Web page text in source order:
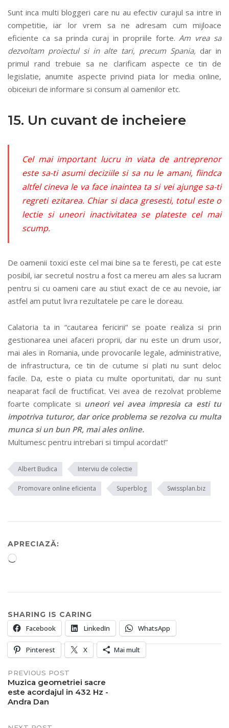
Sunt inca multi bloggeri care nu au efectiv curajul sa intre in
competitie, iar lor vrem sa ne adresam cum mijloace
eficiente ca sa prinda curaj in propriile forte.Am vrea sa
dezvoltam proiectul si in alte tari, precum Spania, dar in
primul rand trebuie sa ne clarificam aspecte ce tin de
legislatie, anumite aspecte privind piata lor media online,
obiceiuri de informare si consum al oamenilor etc.
15. Un cuvant de incheiere
Cel mai important lucru in viata de antreprenor
este sa-ti asumi deciziile si sa nu le amani, fiindca
altfel cineva le va face inaintea ta si vei ajunge sa-ti
regreti ezitarea. Chiar si daca gresesti, totul este o
lectie si uneori inactivitatea se plateste cel mai
scump.
De oamenii toxici este cel mai bine sa te feresti, pe cat este
posibil, iar secretul nostru a fost ca mereu am ales sa lucram
pentru si cu oameni care au stiut exact de ce au nevoie, iar
astfel am putut livra rezultatele pe care le doreau.
Calatoria ta in “cautarea fericirii” se poate realiza si prin
gestionarea unei afaceri proprii, dar nu este un drum usor,
mai ales in Romania, unde provocarile legale, administrative,
de infrastructura, ce tin de cutume si plati nu sunt deloc
facile. Da, este o piata cu multe oportunitati, dar nu sunt
neaparat facil de fructificat. Vei avea de rezolvat probleme
foarte complicate si uneori vei avea impresia ca esti tu
impotriva tuturor, dar orice problema se rezolva cu multa
munca si un bun PR, mai ales online.
Multumesc pentru intrebari si timpul acordat!”
Albert Budica Interviu de colectie
Promovare online eficienta Superblog Swissplan.biz
APRECIAZĂ:
Încarc...
SHARING IS CARING
Facebook
LinkedIn WhatsApp
Pinterest X Mai mult
Post
navigation
PREVIOUS POST
Muzica geometriei sacre
este acordajul in 432 Hz -
Andra Dan